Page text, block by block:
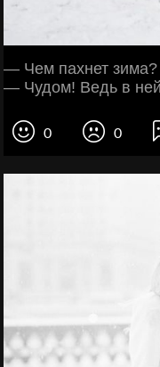
— Чем пахнет зима?
— Чудом! Ведь в ней
0 0